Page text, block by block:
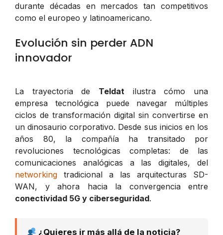
durante décadas en mercados tan competitivos
como el europeo y latinoamericano.
Evolución sin perder ADN
innovador
La trayectoria de Teldat ilustra cómo una
empresa tecnológica puede navegar múltiples
ciclos de transformación digital sin convertirse en
un dinosaurio corporativo. Desde sus inicios en los
años 80, la compañía ha transitado por
revoluciones tecnológicas completas: de las
comunicaciones analógicas a las digitales, del
networking tradicional a las arquitecturas SD-
WAN, y ahora hacia la convergencia entre
conectividad 5G y ciberseguridad.
¿Quieres ir más allá de la noticia?